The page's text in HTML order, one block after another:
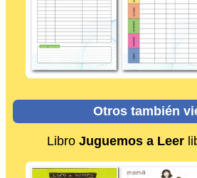
Otros también
Libro Juguemos a Leer